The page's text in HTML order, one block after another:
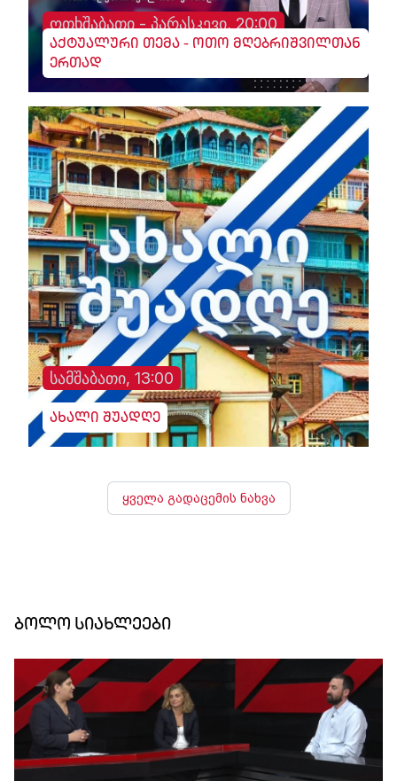
ოთხშაბათი - პარასკევი, 20:00
აქტუალური თემა - ოთო მღებრიშვილთან
ერთად
სამშაბათი, 13:00
ახალი შუადღე
ყველა გადაცემის ნახვა
ბოლო სიახლეები